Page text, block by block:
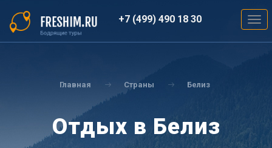
основному
содержанию
+7 (499) 490 18 30
Главная Страны Белиз
Отдых в Белиз